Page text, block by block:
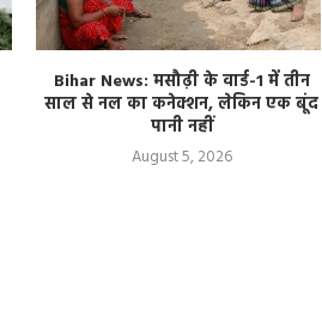
Bihar News: मसौढ़ी के वार्ड-1 में तीन
साल से नल का कनेक्शन, लेकिन एक बूंद
पानी नहीं
August 5, 2026